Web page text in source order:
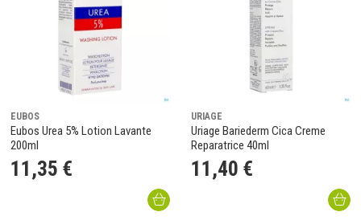
EUBOS
Eubos Urea 5% Lotion Lavante
200ml
11 ,35 €
URIAGE
Uriage Bariederm Cica Creme
Reparatrice 40ml
11 ,40 €